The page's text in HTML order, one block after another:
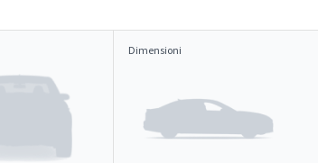
Dimensioni